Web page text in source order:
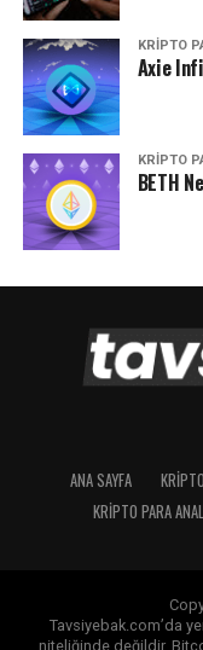
KRIPTO
Axie
KRIPTO
BETH
ANA SAYFA
KRIPTO PARA
Tavsiyebak.com’da
niteliğinde değildir.